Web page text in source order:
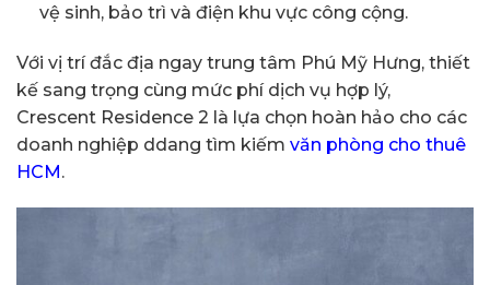
vệ sinh, bảo trì và điện khu vực công cộng.
Với vị trí đắc địa ngay trung tâm Phú Mỹ Hưng, thiết
kế sang trọng cùng mức phí dịch vụ hợp lý,
Crescent Residence 2 là lựa chọn hoàn hảo cho các
doanh nghiệp ddang tìm kiếm văn phòng cho thuê
HCM.